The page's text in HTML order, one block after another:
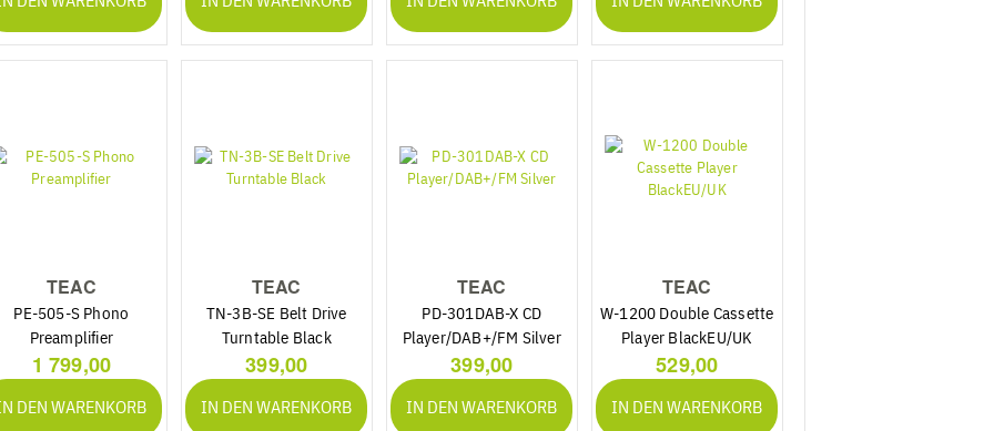
TEAC
PE-505-S Phono
Preamplifier
1 799,00
DEN WARENKORB
TEAC
TN-3B-SE Belt Drive
Turntable Black
399,00
IN DEN WARENKORB
TEAC
PD-301DAB-X CD
Player/DAB+/FM Silver
399,00
IN DEN WARENKORB
TEAC
W-1200 Double Cassette
Player BlackEU/UK
529,00
IN DEN WARENKORB